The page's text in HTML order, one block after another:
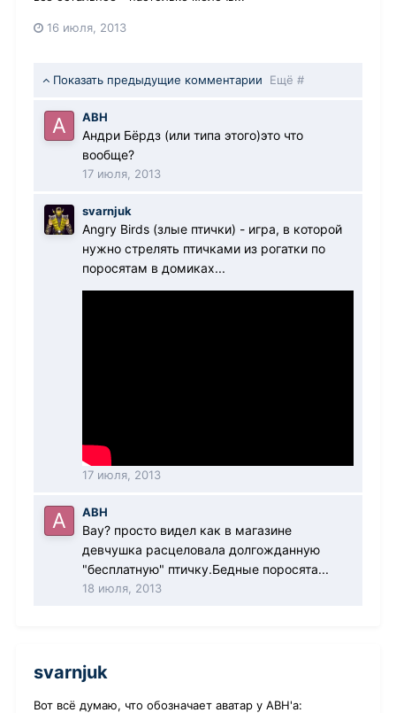
16 июля, 2013
Показать предыдущие комментарии Ещё #
АВН
Андри Бёрдз (или типа этого)это что
вообще?
17 июля, 2013
svarnjuk
Angry Birds (злые птички) - игра, в которой
нужно стрелять птичками из рогатки по
поросятам в домиках...
17 июля, 2013
АВН
Вау? просто видел как в магазине
девчушка расцеловала долгожданную
"бесплатную" птичку.Бедные поросята...
18 июля, 2013
svarnjuk
Вот всё думаю, что обозначает аватар у АВН'а: